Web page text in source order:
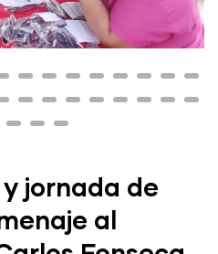
jornada de
al